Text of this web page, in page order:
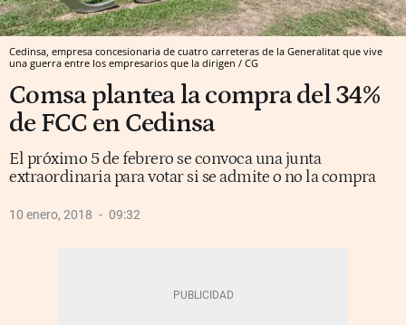
Cedinsa, empresa concesionaria de cuatro carreteras de la Generalitat que vive
una guerra entre los empresarios que la dirigen / CG
Comsa plantea la compra del 34%
de FCC en Cedinsa
El próximo 5 de febrero se convoca una junta
extraordinaria para votar si se admite o no la compra
10 enero, 2018 09:32